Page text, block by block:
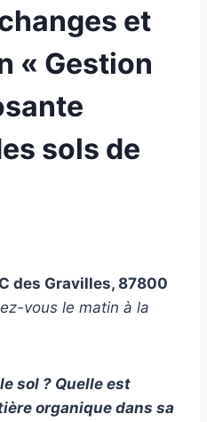
et
« Gestion
sols de
des Gravilles, 87800
vous le matin à la
sol ? Quelle est
organique dans sa